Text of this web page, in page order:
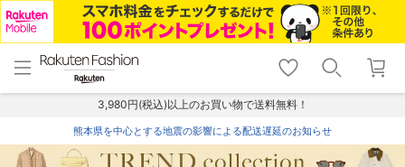
menu home
トップ
shopping_cart lock_outline
ログイン
3,980円(税込)以上のお買い物で送料無料！
熊本県を中心とする地震の影響による配送遅延のお知らせ